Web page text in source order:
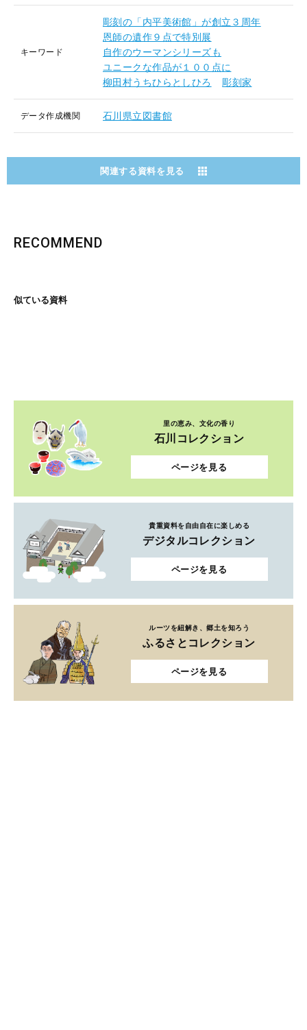
キーワード
彫刻の「内平美術館」が創立３周年
恩師の遺作９点で特別展
自作のウーマンシリーズも
ユニークな作品が１００点に
柳田村うちひらとしひろ
彫刻家
データ作成機関 石川県立図書館
関連する資料を見る
RECOMMEND
似ている資料
里の恵み、文化の香り
石川コレクション
ページを見る
貴重資料を自由自在に楽しめる
デジタルコレクション
ページを見る
ルーツを紐解き、郷土を知ろう
ふるさとコレクション
ページを見る